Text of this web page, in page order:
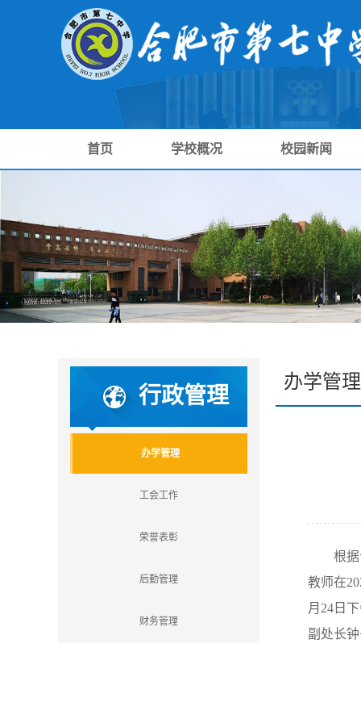
首页 学校概况 校园新闻
行政管理
办学管理
工会工作
荣誉表彰
后勤管理
财务管理
办学管理
根
教师在
月 24 日
副处长